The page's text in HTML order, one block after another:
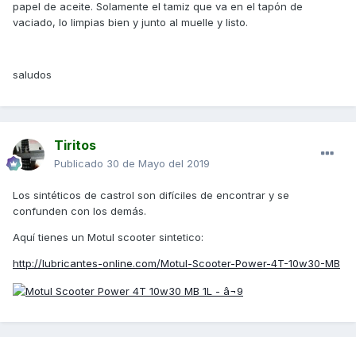
papel de aceite. Solamente el tamiz que va en el tapón de
vaciado, lo limpias bien y junto al muelle y listo.
saludos
Tiritos
Publicado 30 de Mayo del 2019
Los sintéticos de castrol son difíciles de encontrar y se
confunden con los demás.
Aquí tienes un Motul scooter sintetico:
http://lubricantes-online.com/Motul-Scooter-Power-4T-10w30-MB